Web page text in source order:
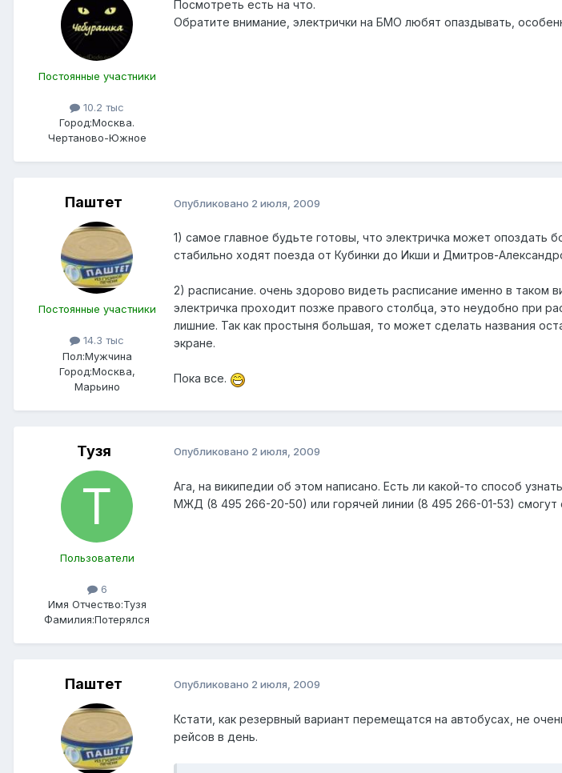
Постоянные участники
10.2 тыс
Город:Москва.
Чертаново-Южное
Посмотреть есть на что.
Обратите внимание, электрички на БМО любят опаздывать,
Паштет
Постоянные участники
14.3 тыс
Пол:Мужчина
Город:Москва,
Марьино
Опубликовано 2 июля, 2009
1) самое главное будьте готовы, что электричка может опоздать
стабильно ходят поезда от Кубинки до Икши и Дмитров-
2) расписание. очень здорово видеть расписание именно в таком
электричка проходит позже правого столбца, это неудобно при
лишние. Так как простыня большая, то может сделать названия
экране.
Пока все.
Тузя
Пользователи
6
Имя Отчество:Тузя
Фамилия:Потерялся
Опубликовано 2 июля, 2009
Ага, на википедии об этом написано. Есть ли какой-то способ
МЖД (8 495 266-20-50) или горячей линии (8 495 266-01-53) смогут
Паштет Опубликовано 2 июля, 2009
Кстати, как резервный вариант перемещатся на автобусах, не
рейсов в день.